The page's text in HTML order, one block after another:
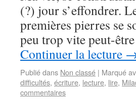
(?) jour s’effondrer.
premières pierres se
peu trop vite peut-
Continuer la lecture
Publié dans Non classé | Marqué
difficultés, écriture, lecture, lire,
commentaires